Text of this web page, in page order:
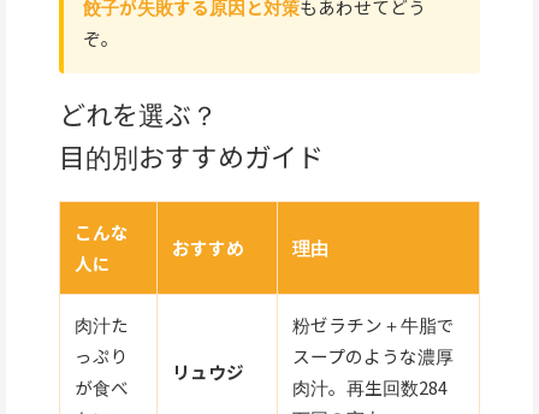
餃子が失敗する原因と対策もあわせてどう
ぞ。
どれを選ぶ？
目的別おすすめガイド
こんな
人に
おすすめ 理由
肉汁た
っぷり
が食べ
リュウジ
粉ゼラチン＋牛脂で
スープのような濃厚
肉汁。再生回数284